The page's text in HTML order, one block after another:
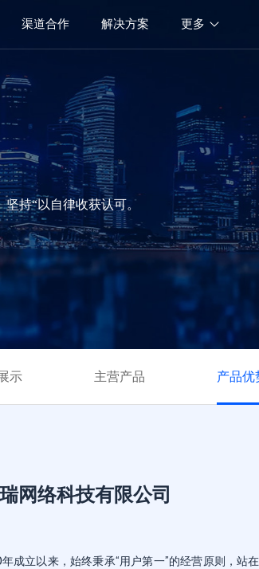
渠道合作 解决方案 更多
持“以自律收获认可。
示 主营产品 产品优
网络科技有限公司
成立以来，始终秉承“用户第一”的经营原则，站